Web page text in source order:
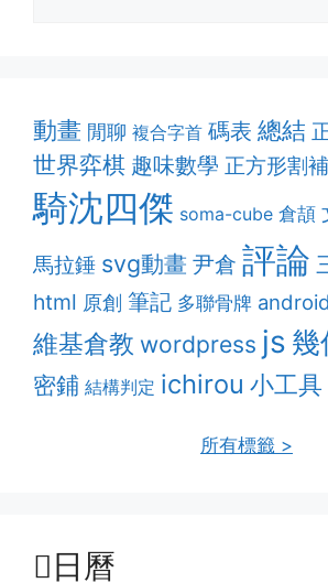
動畫 閒聊 複合字首 碼表 總結
世界弈棋 趣味數學 正方形割補
騎沈四傑 soma-cube 倉頡
馬拉錘 svg動畫 尹倉 評論
html 原創 筆記 多聯骨牌 android
維基倉教 wordpress js 幾
密鋪 結構判定 ichirou 小工具
所有標籤 >
日曆